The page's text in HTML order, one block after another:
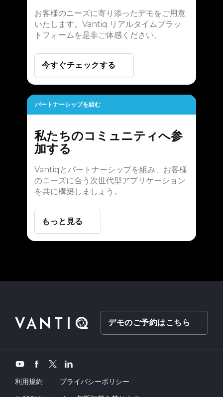
お客様のニーズに寄り添ったデモをご用意
いたします。Vantiq リアルタイムプラッ
トフォームを是非ご体感ください。
今すぐチェックする
パートナーシップを組む
私たちのコミュニティへ参
加する
Vantiqとパートナーシップを組み、お客様
のニーズに合う次世代型アプリケーション
を共に構築しましょう。
もっと見る
デモのご予約はこちら
YouTubeFacebookTwitterLinkedIn
利用規約 プライバシーポリシー